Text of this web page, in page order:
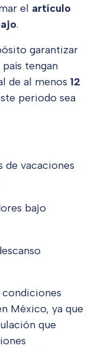
el artículo
.
garantizar
tengan
de al menos 12
periodo sea
de vacaciones
bajo
México, ya que
que